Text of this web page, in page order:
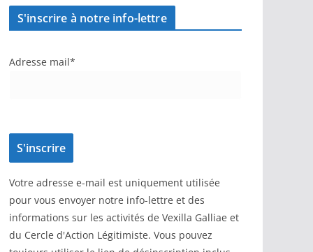
S'inscrire à notre info-lettre
Adresse mail*
Votre adresse e-mail est uniquement utilisée
pour vous envoyer notre info-lettre et des
informations sur les activités de Vexilla Galliae et
du Cercle d'Action Légitimiste. Vous pouvez